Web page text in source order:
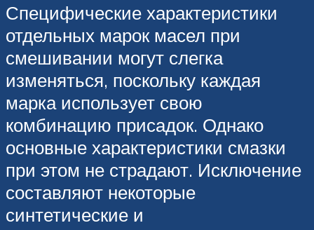
Специфические характеристики
отдельных марок масел при
смешивании могут слегка
изменяться, поскольку каждая
марка использует свою
комбинацию присадок. Однако
основные характеристики смазки
при этом не страдают. Исключение
составляют некоторые
синтетические и